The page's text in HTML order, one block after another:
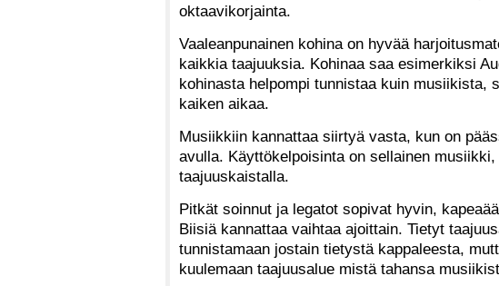
oktaavikorjainta.
Vaaleanpunainen kohina on hyvää
kaikkia taajuuksia. Kohinaa saa esimerkiksi
kohinasta helpompi tunnistaa kuin musiikista,
kaiken aikaa.
Musiikkiin kannattaa siirtyä vasta, kun on
avulla. Käyttökelpoisinta on sellainen
taajuuskaistalla.
Pitkät soinnut ja legatot sopivat hyvin,
Biisiä kannattaa vaihtaa ajoittain. Tietyt
tunnistamaan jostain tietystä kappaleesta,
kuulemaan taajuusalue mistä tahansa